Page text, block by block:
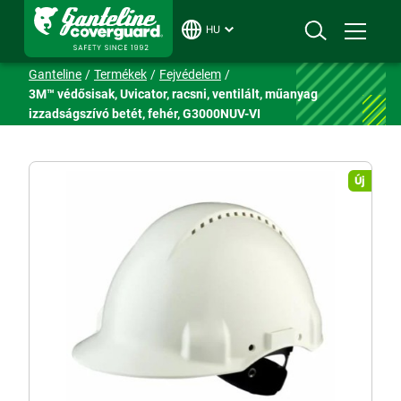
HU
Ganteline Termékek
Fejvédelem
3M™ védősisak, Uvicator, racsni, ventilált, műanyag
izzadságszívó betét, fehér, G3000NUV-VI
Új